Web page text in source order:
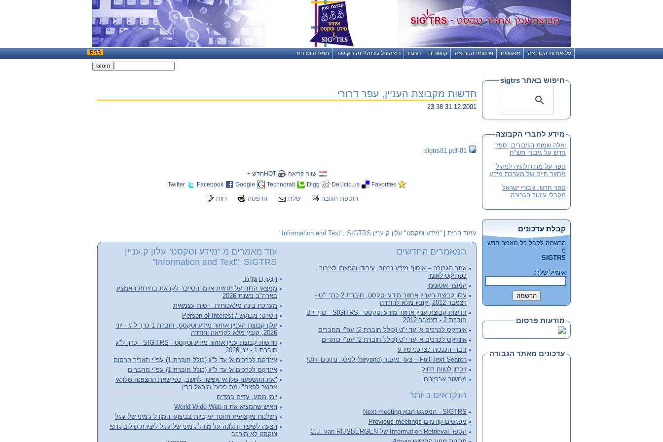
RSS על אודות הקבוצה מפגשים פרסומי הקבוצה קישורים תרגם רוצה בלוג כזה? זה הקישור תמיכה טכנית
חדשות מקבוצת העניין, עפר דרורי
31.12.2001 23:38
81-sigtrs81.pdf
שווה קריאה
HOTחדש +
Favorites
Del.icio.us
Digg
Technorati
Google
Facebook
Twitter
הוספת תגובה שלח הדפסה דווח
עמוד הבית "מידע וטקסט" עלון ק.עניין Information and Text", SIGTRS"
המאמרים החדשים
אתר הגבורה – איסוף מידע נרחב, עיבודו והפצתו לציבור
כפרויקט לאומי
המוצר אוטונומי
עלון קבוצת העניין אחזור מידע וטקסט, חוברת 2 כרך י"ט -
דצמבר 2012, קובץ מלא להורדה
חדשות קבוצת עניין אחזור מידע וטקסט - SIGiTRS - כרך י"ט
חוברת 2 - דצמבר 2012
אינדקס לכרכים א' עד י"ט (כולל חוברת 2) עפ"י מחברים
אינדקס לכרכים א' עד י"ט (כולל חוברת 2) עפ"י כותרים
חברי הכנסת כצרכני מידע
Full Text Search – צעד מעבר (beyond) למסד נתונים יחסי
זיכרון לטווח רחוק
מחשוב ארכיונים
הנקראים ביותר
SIGTRS - המפגש הבא Next meeting
מפגשים קודמים Previous meetings
הספר Information Retrieval של C.J. van RIJSBERGEN
עוד מאמרים מ "מידע וטקסט" עלון ק.עניין
Information and Text", SIGTRS"
הַנַּקְדָן הַמָּהִיר
ממצאי הדוח על תחזית איומי הסייבר לקראת בחירות האמצע
בארה"ב בשנת 2026
מערכת בינה מלאכותית - ישות עצמאית
הסרט: מבוקש / Person of Interest
עלון קבוצת העניין אחזור מידע וטקסט, חוברת 1 כרך ל"ג - יוני
2026, קובץ מלא לקריאה והורדה
חדשות קבוצת עניין אחזור מידע וטקסט - SIGiTRS - כרך ל"ג
חוברת 1 - יוני 2026
אינדקס לכרכים א' עד ל"ג (כולל חוברת 1) עפ"י תאריך פרסום
אינדקס לכרכים א' עד ל"ג (כולל חוברת 1) עפ"י מחברים
"את ההשפעה שלו אי אפשר לחשב, כפי שאת ההצפנה שלו אי
אפשר לפצח": מת פרופ' מיכאל רבין
יומן מסע, עדים במדים
האיש שהמציא את ה World Wide Web
רשלנות מקצועית וחוסר עקביות בביצועי המודל ג'מיני של גוגל
הצעה לשיפור ותלונה על מודל ג'מיני של גוגל ליצירת שילוב גרפי
וטקסט לא מורכב
חיפוש באתר sigtrs
מידע לחברי הקבוצה
ואלה שמות הגיבורים, ספר
חדש על גיבורי תש"ח
ספר על מתודולוגיה לניהול
מחזור חיים של מערכת מידע
ספר חדש: גיבורי ישראל
מקבלי עיטור הגבורה
קבלת עדכונים
הרשמה לקבל כל מאמר חדש
מ
SIGTRS
אימייל שלך:
מודעות פרסום
עדכונים מאתר הגבורה